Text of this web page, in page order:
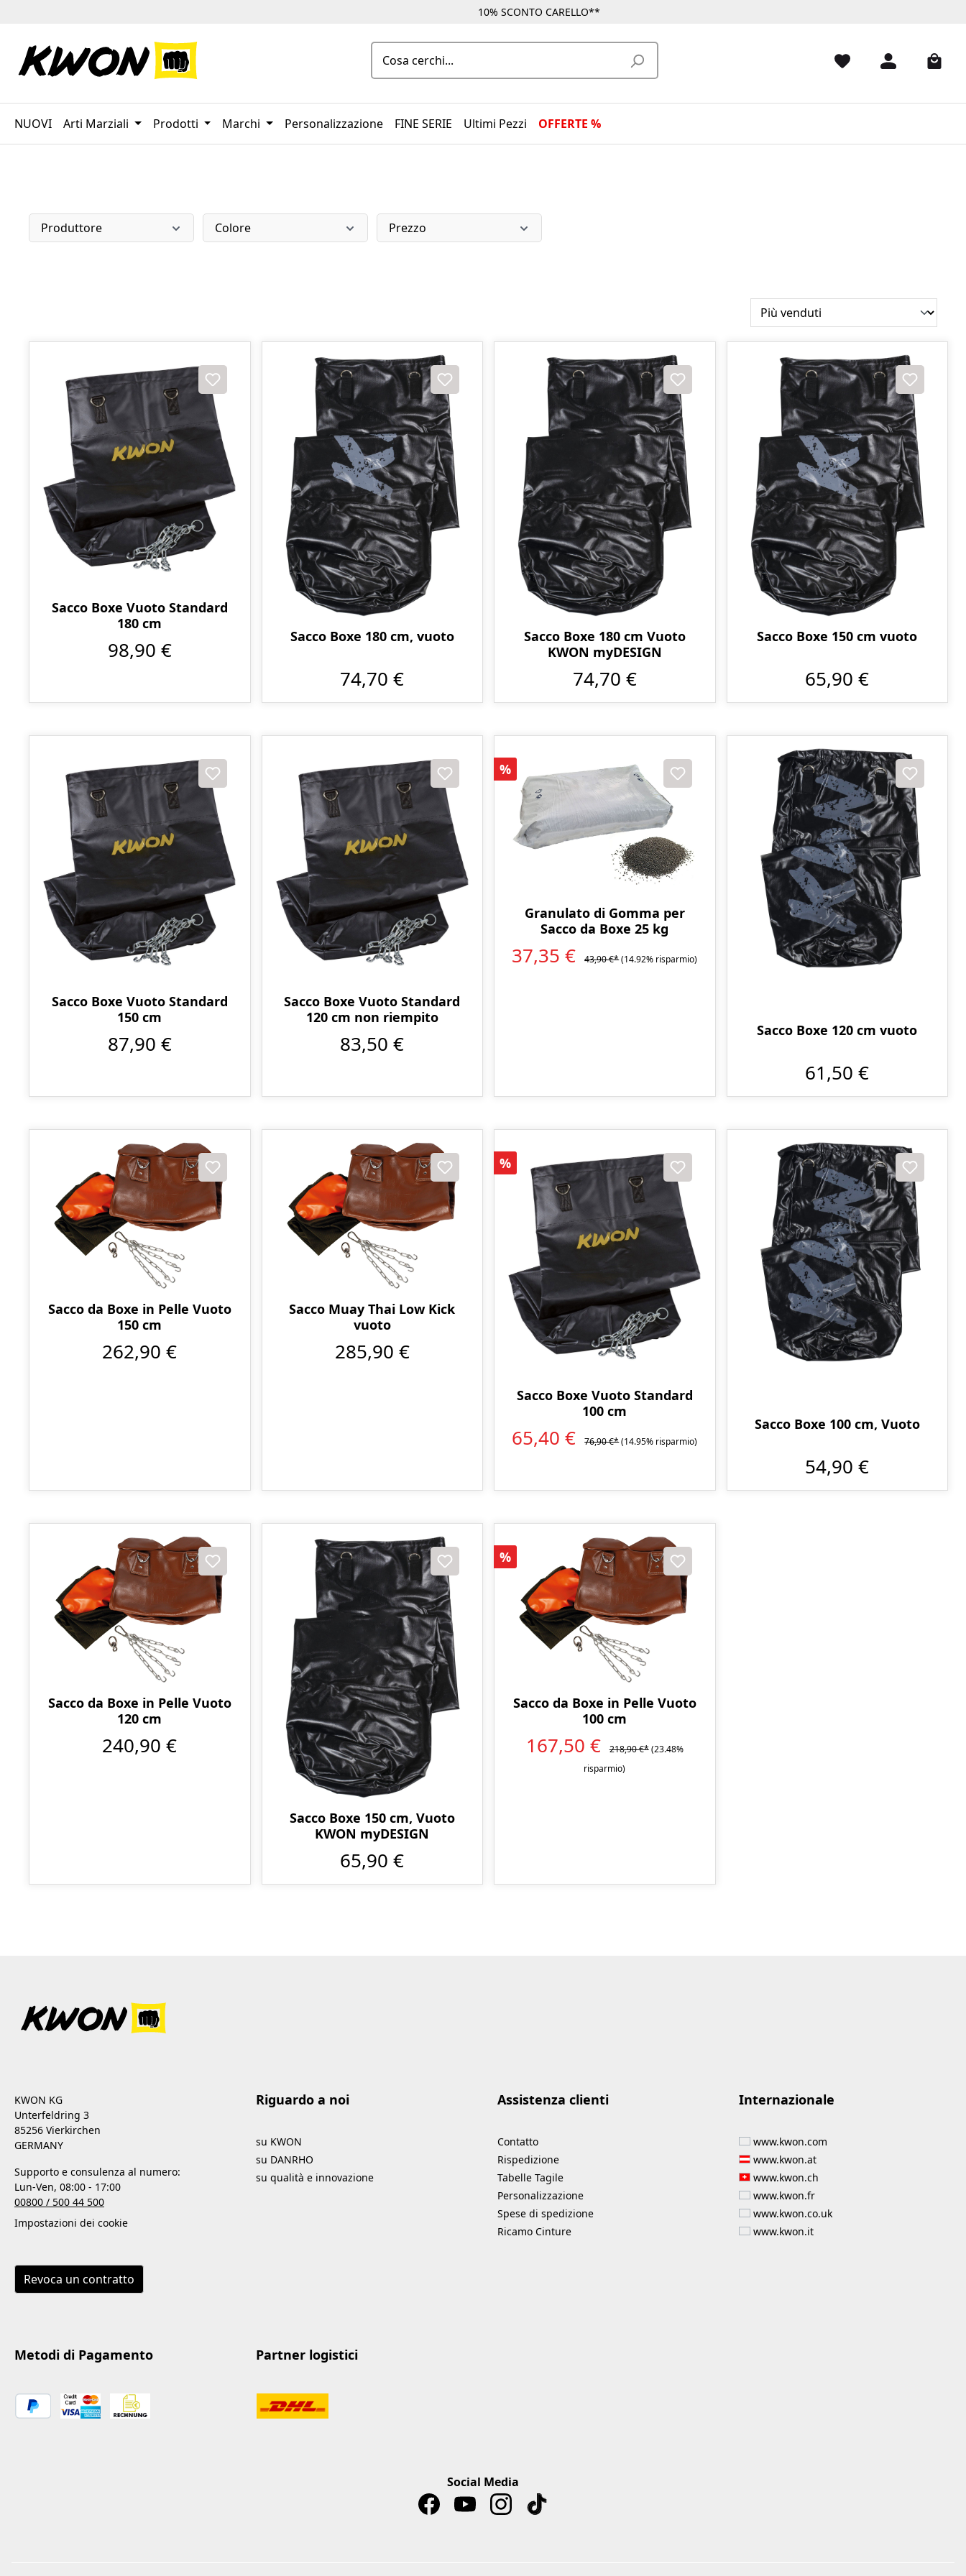
10% SCONTO CARELLO**
NUOVI Arti Marziali Prodotti Marchi Personalizzazione FINE SERIE Ultimi Pezzi OFFERTE %
Produttore Colore Prezzo
Sacco Boxe Vuoto Standard
180 cm
98,90 €
Sacco Boxe 180 cm, vuoto
74,70 €
Sacco Boxe 180 cm Vuoto
KWON myDESIGN
74,70 €
Sacco Boxe 150 cm vuoto
65,90 €
Sacco Boxe Vuoto Standard
150 cm
87,90 €
Sacco Boxe Vuoto Standard
120 cm non riempito
83,50 €
Sconto
%
Granulato di Gomma per
Sacco da Boxe 25 kg
37,35 € 43,90 €*(14.92% risparmio)
Sacco Boxe 120 cm vuoto
61,50 €
Sacco da Boxe in Pelle Vuoto
150 cm
262,90 €
Sacco Muay Thai Low Kick
vuoto
285,90 €
Sconto
%
Sacco Boxe Vuoto Standard
100 cm
65,40 € 76,90 €*(14.95% risparmio)
Sacco Boxe 100 cm, Vuoto
54,90 €
Sacco da Boxe in Pelle Vuoto
120 cm
240,90 €
Sacco Boxe 150 cm, Vuoto
KWON myDESIGN
65,90 €
Sconto
%
Sacco da Boxe in Pelle Vuoto
100 cm
167,50 € 218,90 €*(23.48%
risparmio)
KWON KG
Unterfeldring 3
85256 Vierkirchen
GERMANY
Supporto e consulenza al numero:
Lun-Ven, 08:00 - 17:00
00800 / 500 44 500
Impostazioni dei cookie
Revoca un contratto
Riguardo a noi
su KWON
su DANRHO
su qualità e innovazione
Assistenza clienti
Contatto
Rispedizione
Tabelle Tagile
Personalizzazione
Spese di spedizione
Ricamo Cinture
Internazionale
www.kwon.com
www.kwon.at
www.kwon.ch
www.kwon.fr
www.kwon.co.uk
www.kwon.it
Metodi di Pagamento Partner logistici
Social Media